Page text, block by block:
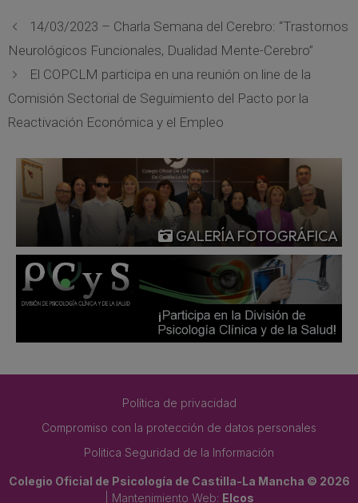
14/03/2023 – Charla Semana del Cerebro: “Trastornos
Neurológicos Funcionales, Dualidad Mente-Cerebro”
El COPCLM participa en una reunión on line de la
Comisión Sectorial de Seguimiento del Pacto por la
Reactivación Económica y el Empleo
GALERÍA FOTOGRÁFICA
Política de privacidad
Compromiso con la protección de datos personales
Politica Seguridad de la Información
Colegio Oficial de Psicología de Castilla-La Mancha © 2026
| Mantenimiento Web: Elcos